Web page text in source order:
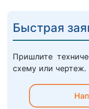
Быстрая
Пришлите
схему или чертеж.